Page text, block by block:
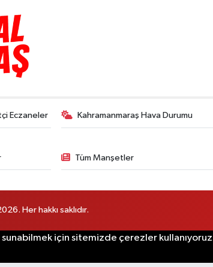
Eczaneler Kahramanmaraş Hava Durumu
Tüm Manşetler
Her hakkı saklıdır.
için sitemizde çerezler kullanıyoruz.